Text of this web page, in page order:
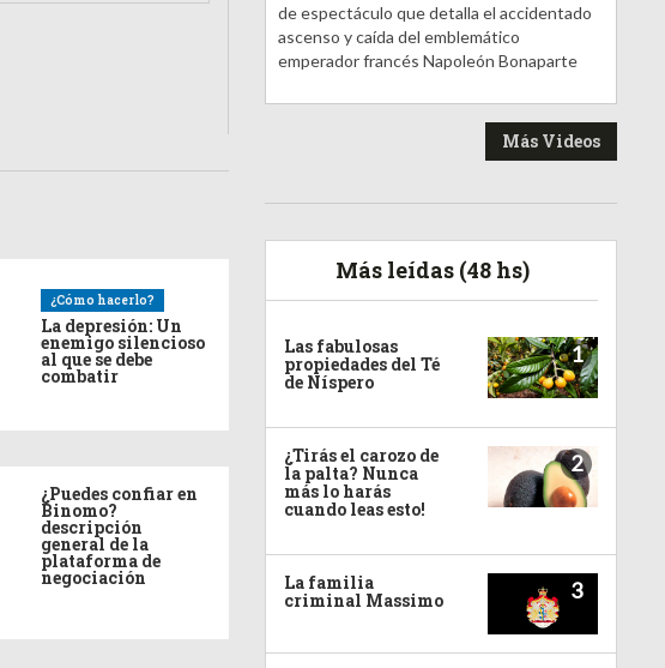
¿Cómo hacerlo?
La depresión: Un
enemigo silencioso
al que se debe
combatir
¿Puedes confiar en
Binomo?
descripción
general de la
plataforma de
negociación
de espectáculo que detalla el accidentado
ascenso y caída del emblemático
emperador francés Napoleón Bonaparte
Más Videos
Más leídas (48 hs)
Las fabulosas
propiedades del Té
de Níspero
1
¿Tirás el carozo de
la palta? Nunca
más lo harás
cuando leas esto!
2
La familia
criminal Massimo 3